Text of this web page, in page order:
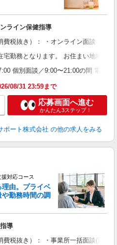
ライン保健指導
費税抜き）： ・オンライン面談
勤務となります。 お住まい地域を問
個別面談／9:00〜21:00の間 電話
08/31 23:59まで
応募画面へ進む
かんたん3ステップ！
ポート株式会社 の他の求人をみる
対応コース
由。プライベ
勤務時間の調
導
費税抜き）： ・事業所一括面談(対